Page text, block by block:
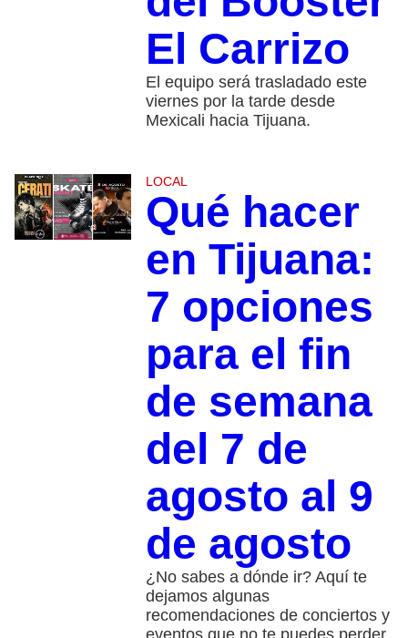
El Carrizo
El equipo será trasladado este
viernes por la tarde desde
Mexicali hacia Tijuana.
LOCAL
Qué hacer
en Tijuana:
7 opciones
para el fin
de semana
del 7 de
agosto al 9
de agosto
¿No sabes a dónde ir? Aquí te
dejamos algunas
recomendaciones de conciertos y